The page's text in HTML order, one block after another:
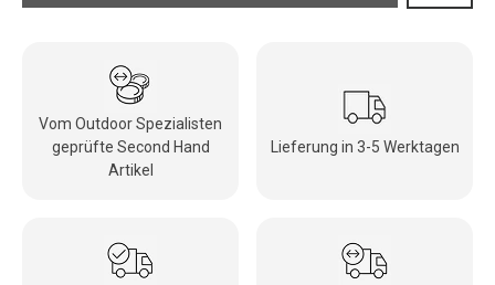
Vom Outdoor Spezialisten
geprüfte Second Hand
Artikel
Lieferung in 3-5 Werktagen